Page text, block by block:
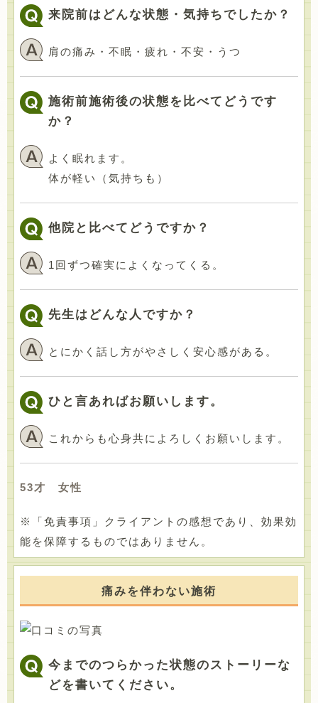
来院前はどんな状態・気持ちでしたか？
肩の痛み・不眠・疲れ・不安・うつ
施術前施術後の状態を比べてどうです
か？
よく眠れます。
体が軽い（気持ちも）
他院と比べてどうですか？
1回ずつ確実によくなってくる。
先生はどんな人ですか？
とにかく話し方がやさしく安心感がある。
ひと言あればお願いします。
これからも心身共によろしくお願いします。
53才 女性
※「免責事項」クライアントの感想であり、効果効
能を保障するものではありません。
痛みを伴わない施術
今までのつらかった状態のストーリーな
どを書いてください。